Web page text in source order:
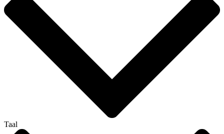
Taal